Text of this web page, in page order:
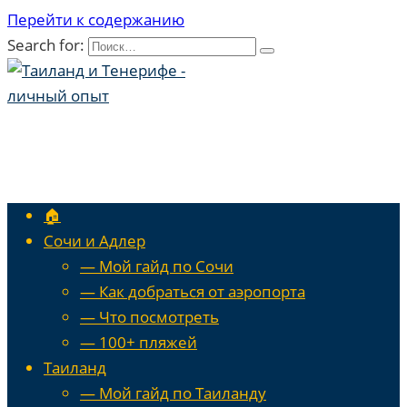
Перейти к содержанию
Search for:
🏠
Сочи и Адлер
— Мой гайд по Сочи
— Как добраться от аэропорта
— Что посмотреть
— 100+ пляжей
Таиланд
— Мой гайд по Таиланду